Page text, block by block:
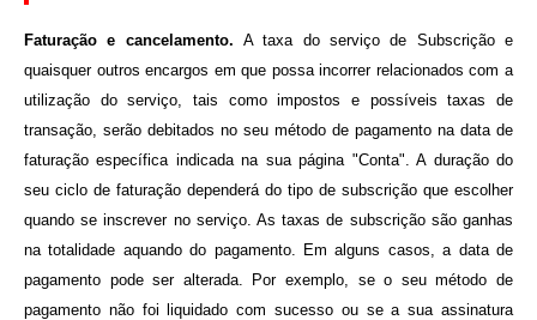
Faturação e cancelamento. A taxa do serviço de Subscrição e
quaisquer outros encargos em que possa incorrer relacionados com a
utilização do serviço, tais como impostos e possíveis taxas de
transação, serão debitados no seu método de pagamento na data de
faturação específica indicada na sua página "Conta". A duração do
seu ciclo de faturação dependerá do tipo de subscrição que escolher
quando se inscrever no serviço. As taxas de subscrição são ganhas
na totalidade aquando do pagamento. Em alguns casos, a data de
pagamento pode ser alterada. Por exemplo, se o seu método de
pagamento não foi liquidado com sucesso ou se a sua assinatura